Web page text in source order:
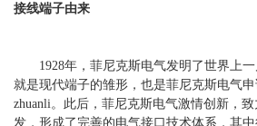
接线端子由来
1928年，菲尼克斯电气发明了世界上一
就是现代端子的雏形，也是菲尼克斯电气
zhuanli。此后，菲尼克斯电气激情创新，
发，形成了完善的电气接口技术体系，其